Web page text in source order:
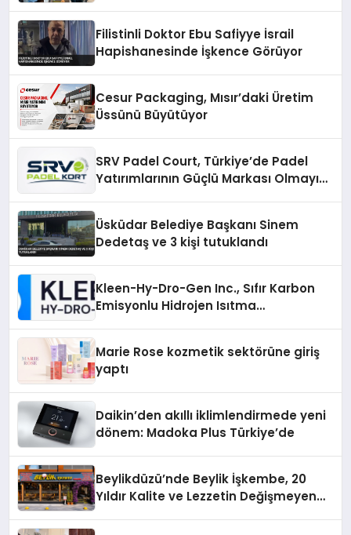
Filistinli Doktor Ebu Safiyye İsrail
Hapishanesinde İşkence Görüyor
Cesur Packaging, Mısır’daki Üretim
Üssünü Büyütüyor
SRV Padel Court, Türkiye’de Padel
Yatırımlarının Güçlü Markası Olmayı
Üsküdar Belediye Başkanı Sinem
Dedetaş ve 3 kişi tutuklandı
Kleen-Hy-Dro-Gen Inc., Sıfır Karbon
Emisyonlu Hidrojen Isıtma
Marie Rose kozmetik sektörüne giriş
yaptı
Daikin’den akıllı iklimlendirmede yeni
dönem: Madoka Plus Türkiye’de
Beylikdüzü’nde Beylik İşkembe, 20
Yıldır Kalite ve Lezzetin Değişmeyen